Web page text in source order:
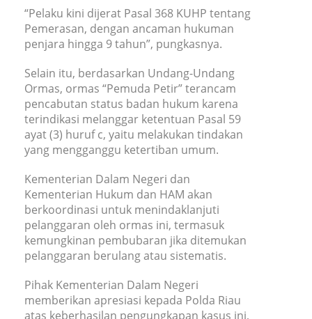
“Pelaku kini dijerat Pasal 368 KUHP tentang
Pemerasan, dengan ancaman hukuman
penjara hingga 9 tahun”, pungkasnya.
Selain itu, berdasarkan Undang-Undang
Ormas, ormas “Pemuda Petir” terancam
pencabutan status badan hukum karena
terindikasi melanggar ketentuan Pasal 59
ayat (3) huruf c, yaitu melakukan tindakan
yang mengganggu ketertiban umum.
Kementerian Dalam Negeri dan
Kementerian Hukum dan HAM akan
berkoordinasi untuk menindaklanjuti
pelanggaran oleh ormas ini, termasuk
kemungkinan pembubaran jika ditemukan
pelanggaran berulang atau sistematis.
Pihak Kementerian Dalam Negeri
memberikan apresiasi kepada Polda Riau
atas keberhasilan pengungkapan kasus ini,